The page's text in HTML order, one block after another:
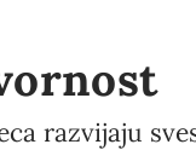
razvijaju